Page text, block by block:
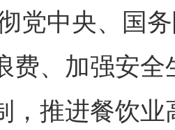
中央、国务
费、加强安
，推进餐饮